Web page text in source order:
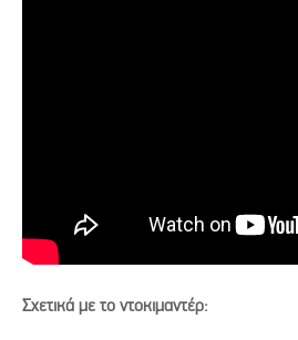
Σχετικά με το ντοκιμαντέρ: